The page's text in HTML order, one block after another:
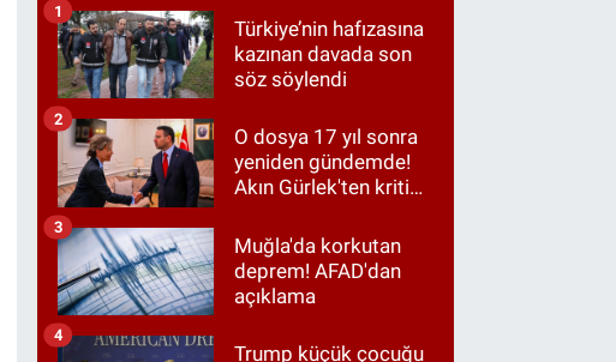
Türkiye’nin hafızasına
kazınan davada son
söz söylendi
1
O dosya 17 yıl sonra
yeniden gündemde!
Akın Gürlek'ten kritik
2
Muğla'da korkutan
deprem! AFAD'dan
açıklama
3
Trump küçük çocuğu
4